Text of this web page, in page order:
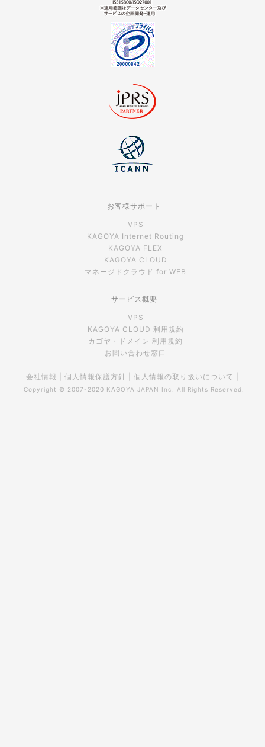
お客様サポート
VPS
KAGOYA Internet Routing
KAGOYA FLEX
KAGOYA CLOUD
マネージドクラウド for WEB
サービス概要
VPS
KAGOYA CLOUD 利用規約
カゴヤ・ドメイン 利用規約
お問い合わせ窓口
会社情報 個人情報保護方針 個人情報の取り扱いについて
Copyright © 2007-2020 KAGOYA JAPAN Inc. All Rights Reserved.